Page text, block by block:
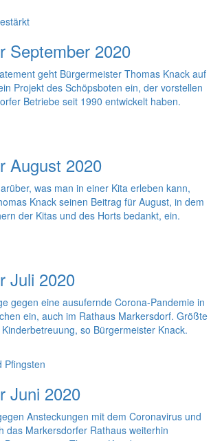
September 2020
geht Bürgermeister Thomas Knack auf
Projekt des Schöpsboten ein, der vorstellen
Betriebe seit 1990 entwickelt haben.
August 2020
was man in einer Kita erleben kann,
Knack seinen Beitrag für August, in dem
der Kitas und des Horts bedankt, ein.
Juli 2020
gegen eine ausufernde Corona-Pandemie in
ein, auch im Rathaus Markersdorf. Größte
so Bürgermeister Knack.
Pfingsten
Juni 2020
Ansteckungen mit dem Coronavirus und
das Markersdorfer Rathaus weiterhin